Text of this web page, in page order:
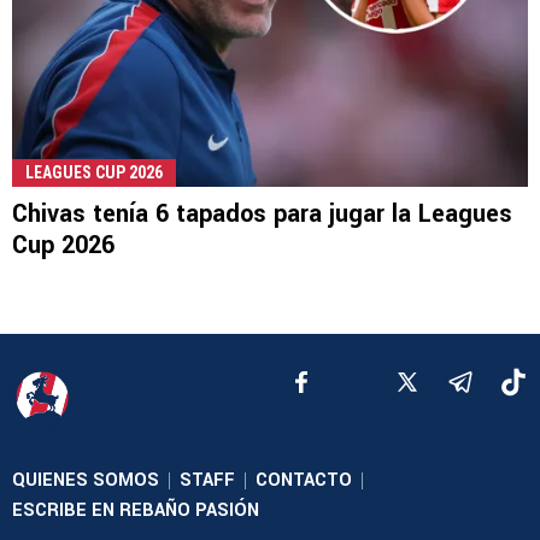
LEAGUES CUP 2026
Chivas tenía 6 tapados para jugar la Leagues
Cup 2026
QUIENES SOMOS | STAFF | CONTACTO |
ESCRIBE EN REBAÑO PASIÓN